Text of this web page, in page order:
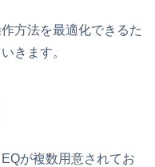
方法を最適化できるた
きます。
が複数用意されてお